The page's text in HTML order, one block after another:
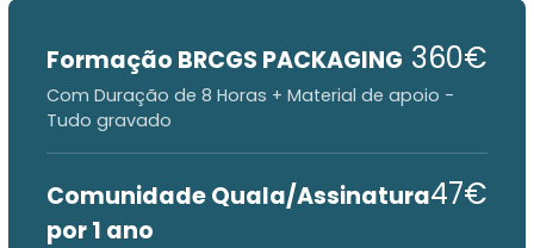
Formação BRCGS PACKAGING 360€
Com Duração de 8 Horas + Material de apoio -
Tudo gravado
Comunidade Quala/Assinatura
por 1 ano
47€